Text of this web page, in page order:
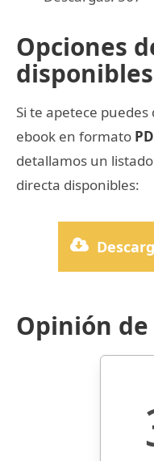
Opciones
disponibles
Si te apetece
ebook en formato
detallamos un
directa disponibles:
Opinión